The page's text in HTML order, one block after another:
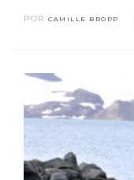
POR CAMILLE BROPP